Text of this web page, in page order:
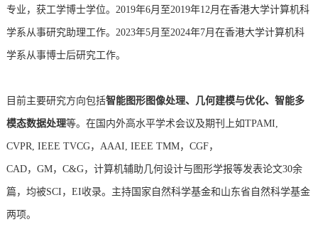
专业， 获工学博士学位。2019年6月至2019年12月在香港大学计算机科
学系从事研究助理工作。2023年5月至2024年7月在香港大学计算机科
学系从事博士后研究工作。
目前主要研究方向包括智能图形图像处理、几何建模与优化、智能多
模态数据处理等。在国内外高水平学术会议及期刊上如TPAMI,
CVPR, IEEE TVCG，AAAI, IEEE TMM，CGF，
CAD，GM，C&G，计算机辅助几何设计与图形学报等发表论文30余
篇，均被SCI，EI收录。主持国家自然科学基金和山东省自然科学基金
两项。